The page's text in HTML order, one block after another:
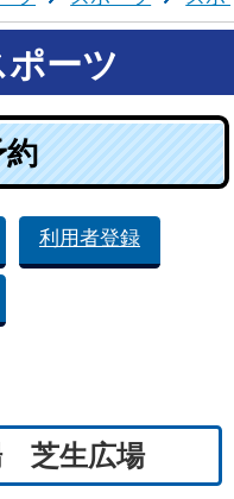
ーツ
約
利用者登録
芝生広場